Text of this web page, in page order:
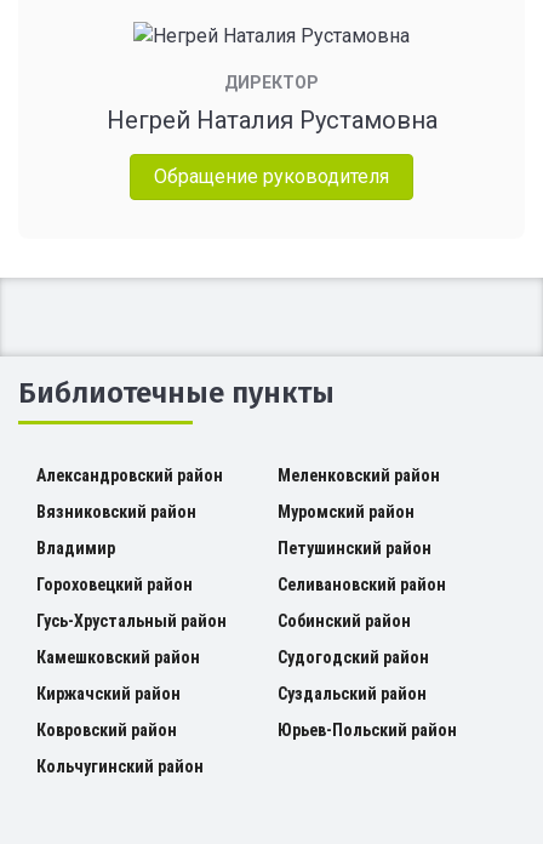
ДИРЕКТОР
Негрей Наталия Рустамовна
Обращение руководителя
Библиотечные пункты
Александровский район
Вязниковский район
Владимир
Гороховецкий район
Гусь-Хрустальный район
Камешковский район
Киржачский район
Ковровский район
Кольчугинский район
Меленковский район
Муромский район
Петушинский район
Селивановский район
Собинский район
Судогодский район
Суздальский район
Юрьев-Польский район